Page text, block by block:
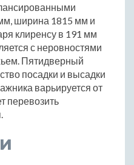
ширина 1815 мм и
клиренсу в 191 мм
с неровностями
Пятидверный
посадки и высадки
варьируется от
перевозить